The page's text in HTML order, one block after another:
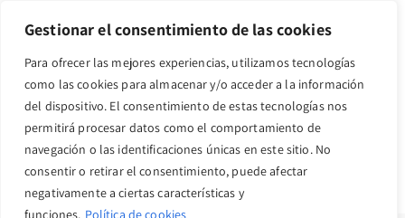
Gestionar el consentimiento de las cookies
Para ofrecer las mejores experiencias, utilizamos tecnologías
como las cookies para almacenar y/o acceder a la información
del dispositivo. El consentimiento de estas tecnologías nos
permitirá procesar datos como el comportamiento de
navegación o las identificaciones únicas en este sitio. No
consentir o retirar el consentimiento, puede afectar
negativamente a ciertas características y
funciones. Política de cookies
pimiento y disfrutar de este manjar.
También te puede
gustar...